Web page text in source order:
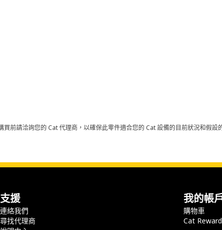
前請洽詢您的 Cat 代理商，以確保此零件適合您的 Cat 設備的目前狀況和假設
支援
連絡我們
尋找代理商
我的帳
購物車
Cat